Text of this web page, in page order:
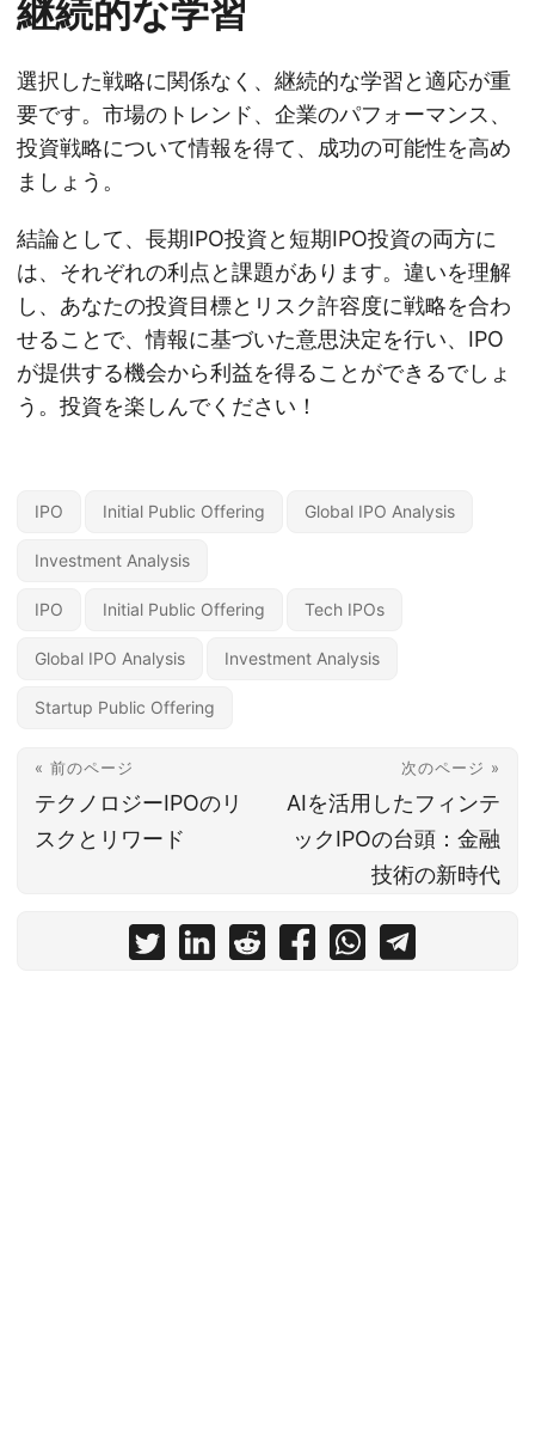
継続的な学習
選択した戦略に関係なく、継続的な学習と適応が重
要です。市場のトレンド、企業のパフォーマンス、
投資戦略について情報を得て、成功の可能性を高め
ましょう。
結論として、長期IPO投資と短期IPO投資の両方に
は、それぞれの利点と課題があります。違いを理解
し、あなたの投資目標とリスク許容度に戦略を合わ
せることで、情報に基づいた意思決定を行い、IPO
が提供する機会から利益を得ることができるでしょ
う。投資を楽しんでください！
IPO Initial Public Offering Global IPO Analysis
Investment Analysis
IPO Initial Public Offering Tech IPOs
Global IPO Analysis Investment Analysis
Startup Public Offering
« 前のページ
テクノロジーIPOのリ
スクとリワード
次のページ »
AIを活用したフィンテ
ックIPOの台頭：金融
技術の新時代